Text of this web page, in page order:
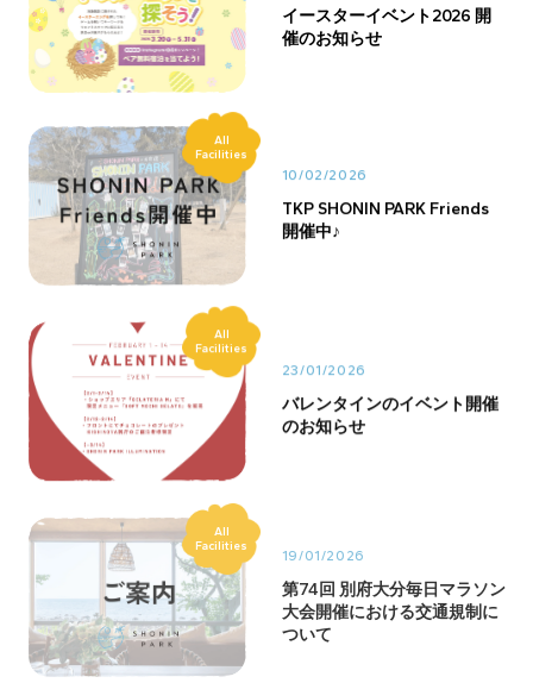
イースターイベント2026 開
催のお知らせ
All
Facilities
10/02/2026
TKP SHONIN PARK Friends
開催中♪
All
Facilities
23/01/2026
バレンタインのイベント開催
のお知らせ
All
Facilities
19/01/2026
第74回 別府大分毎日マラソン
大会開催における交通規制に
ついて